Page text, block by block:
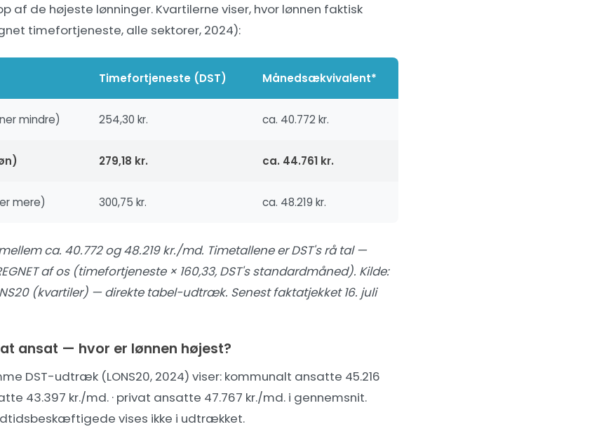
af de højeste lønninger. Kvartilerne viser, hvor lønnen faktisk
timefortjeneste, alle sektorer, 2024):
Timefortjeneste (DST) Månedsækvivalent*
mindre) 254,30 kr. ca. 40.772 kr.
279,18 kr. ca. 44.761 kr.
mere) 300,75 kr. ca. 48.219 kr.
ca. 40.772 og 48.219 kr./md. Timetallene er DST's rå tal —
af os (timefortjeneste × 160,33, DST's standardmåned). Kilde:
(kvartiler) — direkte tabel-udtræk. Senest faktatjekket 16. juli
ansat — hvor er lønnen højest?
DST-udtræk (LONS20, 2024) viser: kommunalt ansatte 45.216
43.397 kr./md. · privat ansatte 47.767 kr./md. i gennemsnit.
vises ikke i udtrækket.